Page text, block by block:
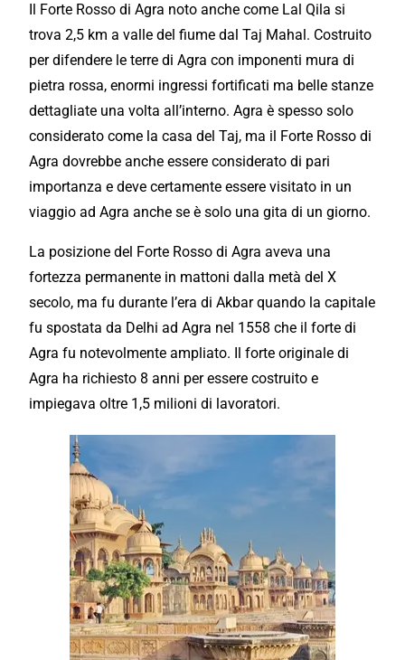
Il Forte Rosso di Agra noto anche come Lal Qila si
trova 2,5 km a valle del fiume dal Taj Mahal. Costruito
per difendere le terre di Agra con imponenti mura di
pietra rossa, enormi ingressi fortificati ma belle stanze
dettagliate una volta all’interno. Agra è spesso solo
considerato come la casa del Taj, ma il Forte Rosso di
Agra dovrebbe anche essere considerato di pari
importanza e deve certamente essere visitato in un
viaggio ad Agra anche se è solo una gita di un giorno.
La posizione del Forte Rosso di Agra aveva una
fortezza permanente in mattoni dalla metà del X
secolo, ma fu durante l’era di Akbar quando la capitale
fu spostata da Delhi ad Agra nel 1558 che il forte di
Agra fu notevolmente ampliato. Il forte originale di
Agra ha richiesto 8 anni per essere costruito e
impiegava oltre 1,5 milioni di lavoratori.